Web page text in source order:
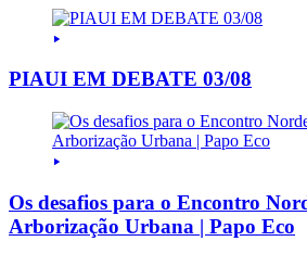
PIAUI EM DEBATE 03/08
Os desafios para o Encontro
Arborização Urbana | Papo Eco